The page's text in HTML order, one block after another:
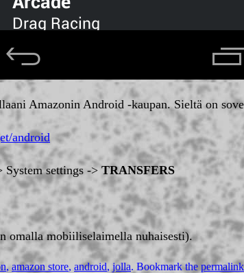
Amazonin Android -kaupan. Sieltä on
android
System settings -> TRANSFERS
omalla mobiiliselaimella nuhaisesti).
,amazon store, android, jolla. Bookmark the permalink